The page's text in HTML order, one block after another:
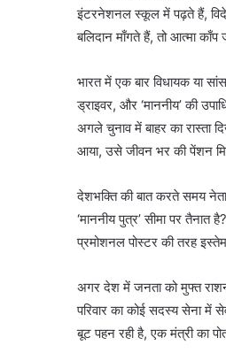
इंटरनेशनल स्कूल में पढ़ते हैं,
बलिदान माँगते हैं, तो आत्मा काँप
भारत में एक बार विधायक या
ड्राइवर, और ‘माननीय’ की
अगले चुनाव में बाहर का रास्ता
आया, उसे जीवन भर की पेंशन
देशभक्ति की बात करते समय
‘माननीय पुत्र’ सीमा पर तैनात
प्रमोशनल पोस्टर की तरह
अगर देश में जनता को मुफ्त
परिवार का कोई सदस्य सेना में
बूट पहन रही है, एक मंत्री का